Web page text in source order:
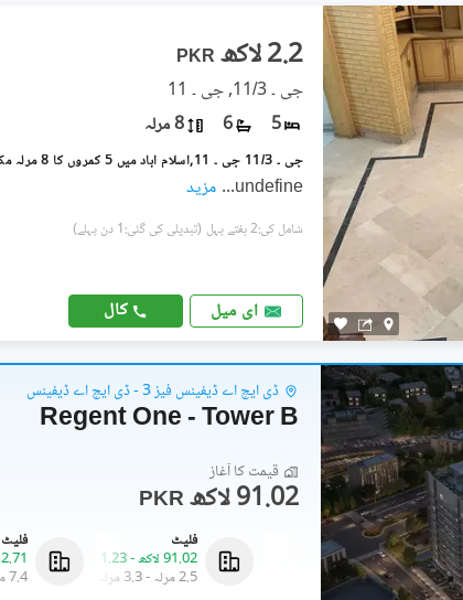
PKR 2.2 لاکھ
جی ۔ 11/3, جی ۔ 11
5
6 8 مرلہ
undefine
... مزید
شامل کی:2 ہفتے پہل (تبدیلی کی گئی:1 دن پہلے)
ای میل کال
ڈی ایچ اے ڈیفینس فیز 3 - ڈی ایچ اے ڈیفینس
Regent One - Tower B
قیمت کا آغاز
PKR 91.02 لاکھ
فلیٹ
2.71 کروڑ
7.4 مرلہ
فلیٹ
91.02 لاکھ
-1.23 کروڑ
2.5 مرلہ
-3.3 مرلہ
فلیٹ
1.89 کروڑ
5.2 مرلہ